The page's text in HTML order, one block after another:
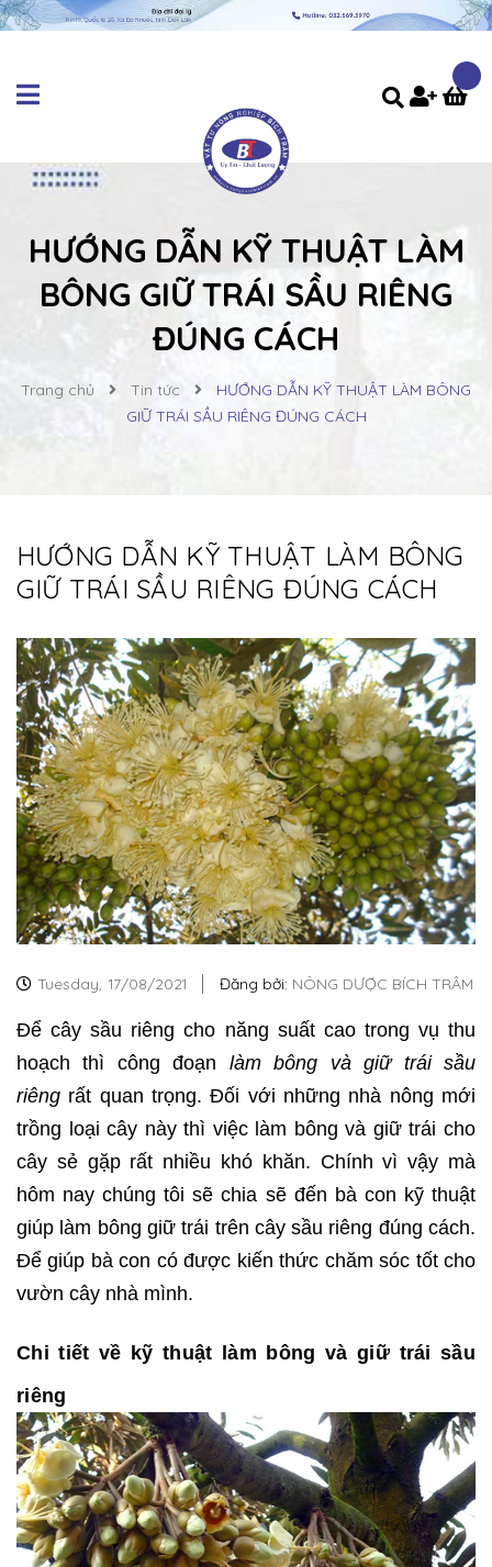
HƯỚNG DẪN KỸ THUẬT LÀM
BÔNG GIỮ TRÁI SẦU RIÊNG
ĐÚNG CÁCH
Trang chủ Tin tức
HƯỚNG DẪN KỸ THUẬT LÀM BÔNG
GIỮ TRÁI SẦU RIÊNG ĐÚNG CÁCH
HƯỚNG DẪN KỸ THUẬT LÀM BÔNG
GIỮ TRÁI SẦU RIÊNG ĐÚNG CÁCH
Tuesday, 17/08/2021 Đăng bởi: NÔNG DƯỢC BÍCH TRÂM
Để cây sầu riêng cho năng suất cao trong vụ thu
hoạch thì công đoạn làm bông và giữ trái sầu
riêng rất quan trọng. Đối với những nhà nông mới
trồng loại cây này thì việc làm bông và giữ trái cho
cây sẻ gặp rất nhiều khó khăn. Chính vì vậy mà
hôm nay chúng tôi sẽ chia sẽ đến bà con kỹ thuật
giúp làm bông giữ trái trên cây sầu riêng đúng cách.
Để giúp bà con có được kiến thức chăm sóc tốt cho
vườn cây nhà mình.
Chi tiết về kỹ thuật làm bông và giữ trái sầu
riêng